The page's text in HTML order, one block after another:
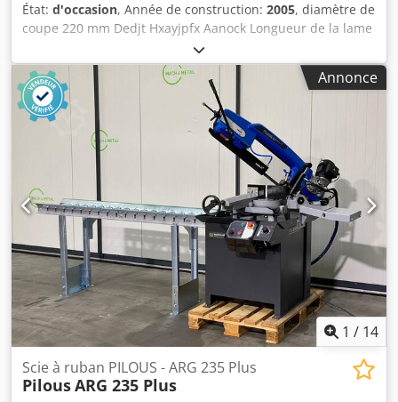
État: d'occasion, Année de construction: 2005, diamètre de
coupe 220 mm Dedjt Hxayjpfx Aanock Longueur de la lame
de scie 425 mm Longueur de section max. 2500 mm
Puissance totale requise 0,95 kW Poids de la machine env.
219 kg Espace nécessaire env. m Scie à métaux
automatique KLAEGER Type PLUS 220, année 2005 Zone de
coupe env. 300 mm avec butée de longueur de matériau
complexe 2.500 mm et convoyeurs à rouleaux à l'avant et à
l'arrière longueur de la lame de scie 425 mm, avance hydr.
16-32 m/min, étau réglable en onglet Dispositif d'arrosage,
placé plus haut
Annonce
1 / 14
Scie à ruban PILOUS - ARG 235 Plus
PilousARG 235 Plus